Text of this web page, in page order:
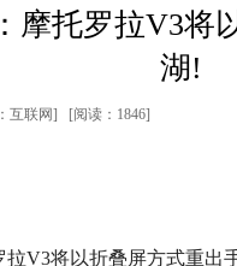
摩托罗拉V3将
湖!
互联网] [阅读：1846]